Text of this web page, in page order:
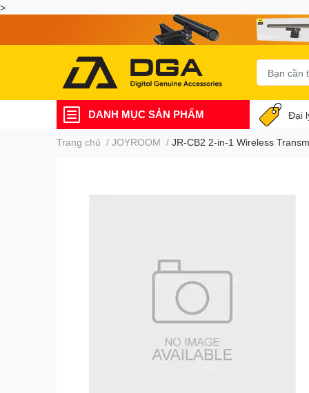
>
DANH MỤC SẢN PHẨM Đại
Trang chủ / JOYROOM / JR-CB2 2-in-1 Wireless